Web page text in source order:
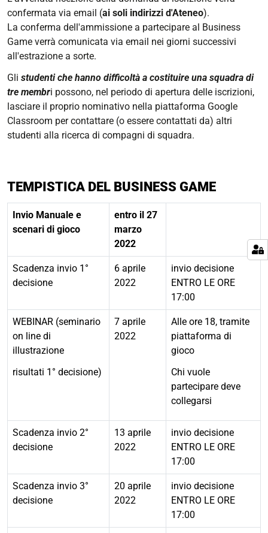
confermata via email (ai soli indirizzi d'Ateneo).
La conferma dell'ammissione a partecipare al Business
Game verrà comunicata via email nei giorni successivi
all'estrazione a sorte.
Gli studenti che hanno difficoltà a costituire una squadra di
tre membri possono, nel periodo di apertura delle iscrizioni,
lasciare il proprio nominativo nella piattaforma Google
Classroom per contattare (o essere contattati da) altri
studenti alla ricerca di compagni di squadra.
TEMPISTICA DEL BUSINESS GAME
Invio Manuale e
scenari di gioco
entro il 27
marzo
2022
Scadenza invio 1°
decisione
6 aprile
2022
invio decisione
ENTRO LE ORE
17:00
WEBINAR (seminario
on line di
illustrazione
risultati 1° decisione)
7 aprile
2022
Alle ore 18, tramite
piattaforma di
gioco
Chi vuole
partecipare deve
collegarsi
Scadenza invio 2°
decisione
13 aprile
2022
invio decisione
ENTRO LE ORE
17:00
Scadenza invio 3°
decisione
20 aprile
2022
invio decisione
ENTRO LE ORE
17:00